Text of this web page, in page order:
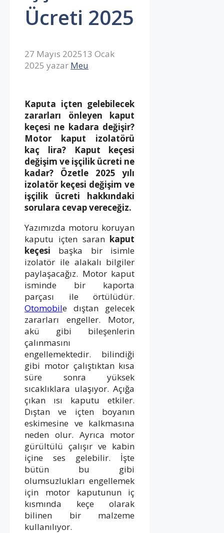
Ücreti 2025
27 Mayıs 202513 Ocak
2025 yazar Meu
Kaputa içten gelebilecek
zararları önleyen kaput
keçesi ne kadara değişir?
Motor kaput izolatörü
kaç lira? Kaput keçesi
değişim ve işçilik ücreti ne
kadar? Özetle 2025 yılı
izolatör keçesi değişim ve
işçilik ücreti hakkındaki
sorulara cevap vereceğiz.
Yazımızda motoru koruyan
kaputu içten saran kaput
keçesi başka bir isimle
izolatör ile alakalı bilgiler
paylaşacağız. Motor kaput
isminde bir kaporta
parçası ile örtülüdür.
Otomobile dıştan gelecek
zararları engeller. Motor,
akü gibi bileşenlerin
çalınmasını
engellemektedir. bilindiği
gibi motor çalıştıktan kısa
süre sonra yüksek
sıcaklıklara ulaşıyor. Açığa
çıkan ısı kaputu etkiler.
Dıştan ve içten boyanın
eskimesine ve kalkmasına
neden olur. Ayrıca motor
gürültülü çalışır ve kabin
içine ses gelebilir. İşte
bütün bu gibi
olumsuzlukları engellemek
için motor kaputunun iç
kısmında keçe olarak
bilinen bir malzeme
kullanılıyor.